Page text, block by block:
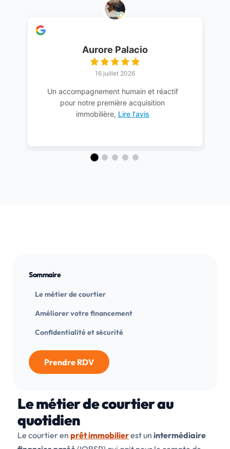
Aurore Palacio
16 juillet 2026
Un accompagnement humain et réactif
pour notre première acquisition
immobilière, Lire l'avis
Sommaire
Le métier de courtier
Améliorer votre financement
Confidentialité et sécurité
Prendre RDV
Le métier de courtier au
quotidien
Le courtier en prêt immobilierest un intermédiaire